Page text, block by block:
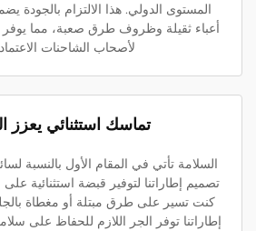
المستوى الدولي. هذا الالتزام بالجودة
أعباء ثقيلة وظروف طرق صعبة، مما يوفر
لأصحاب الشاحنات
تماسك استثنائي يعزز
السلامة تأتي في المقام الأول بالنسبة
تصميم إطاراتنا لتوفير قبضة استثنائية
كنت تسير على طرق مبتلة أو مغطاة
إطاراتنا توفر الجر اللازم للحفاظ على